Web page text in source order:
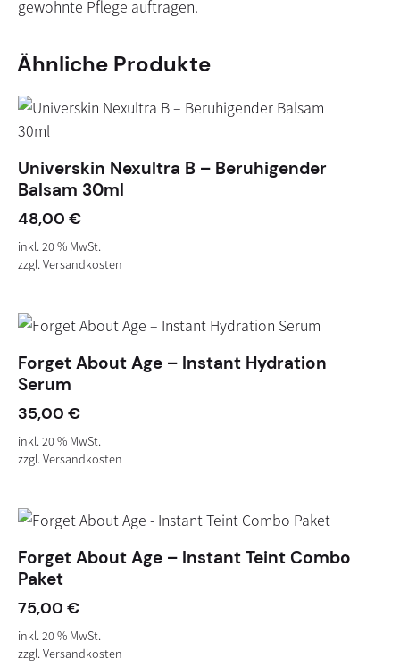
gewohnte Pflege auftragen.
Ähnliche Produkte
Universkin Nexultra B – Beruhigender
Balsam 30ml
48,00 €
inkl. 20 % MwSt.
zzgl. Versandkosten
Forget About Age – Instant Hydration
Serum
35,00 €
inkl. 20 % MwSt.
zzgl. Versandkosten
Forget About Age – Instant Teint Combo
Paket
75,00 €
inkl. 20 % MwSt.
zzgl. Versandkosten